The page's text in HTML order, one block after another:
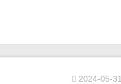
2024-05-31